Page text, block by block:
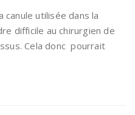
canule utilisée dans la
difficile au chirurgien de
Cela donc pourrait